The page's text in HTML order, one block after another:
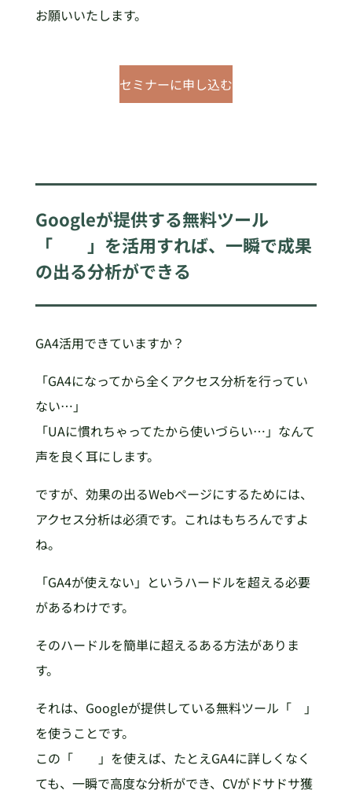
お願いいたします。
セミナーに申し込む
Googleが提供する無料ツール
「 」を活用すれば、一瞬で成果
の出る分析ができる
GA4活用できていますか？
「GA4になってから全くアクセス分析を行ってい
ない…」
「UAに慣れちゃってたから使いづらい…」なんて
声を良く耳にします。
ですが、効果の出るWebページにするためには、
アクセス分析は必須です。これはもちろんですよ
ね。
「GA4が使えない」というハードルを超える必要
があるわけです。
そのハードルを簡単に超えるある方法がありま
す。
それは、Googleが提供している無料ツール「 」
を使うことです。
この「 」を使えば、たとえGA4に詳しくなく
ても、一瞬で高度な分析ができ、CVがドサドサ獲